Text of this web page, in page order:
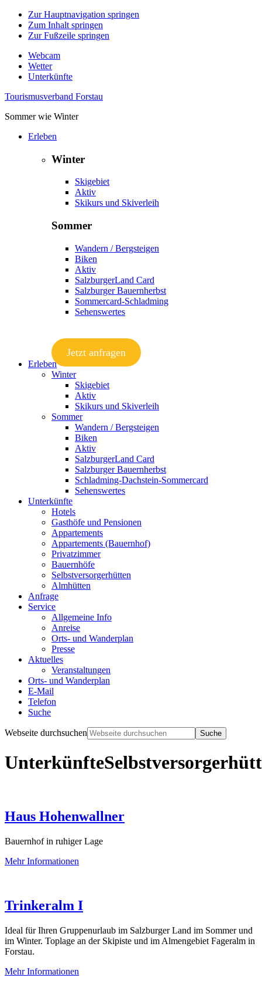
Zur Hauptnavigation springen
Zum Inhalt springen
Zur Fußzeile springen
Webcam
Wetter
Unterkünfte
Tourismusverband Forstau
Sommer wie Winter
Erleben
Winter
Skigebiet
Aktiv
Skikurs und Skiverleih
Sommer
Wandern / Bergsteigen
Biken
Aktiv
SalzburgerLand Card
Salzburger Bauernherbst
Sommercard-Schladming
Sehenswertes
Jetzt anfragen
Erleben
Winter
Skigebiet
Aktiv
Skikurs und Skiverleih
Sommer
Wandern / Bergsteigen
Biken
Aktiv
SalzburgerLand Card
Salzburger Bauernherbst
Schladming-Dachstein-Sommercard
Sehenswertes
Unterkünfte
Hotels
Gasthöfe und Pensionen
Appartements
Appartements (Bauernhof)
Privatzimmer
Bauernhöfe
Selbstversorgerhütten
Almhütten
Anfrage
Service
Allgemeine Info
Anreise
Orts- und Wanderplan
Presse
Aktuelles
Veranstaltungen
Orts- und Wanderplan
E-Mail
Telefon
Suche
Webseite durchsuchen
Unterkünfte
Haus Hohenwallner
Bauernhof in ruhiger Lage
Mehr Informationen
Trinkeralm I
Ideal für Ihren Gruppenurlaub im Salzburger Land im Sommer und
im Winter. Toplage an der Skipiste und im Almengebiet Fageralm in
Forstau.
Mehr Informationen